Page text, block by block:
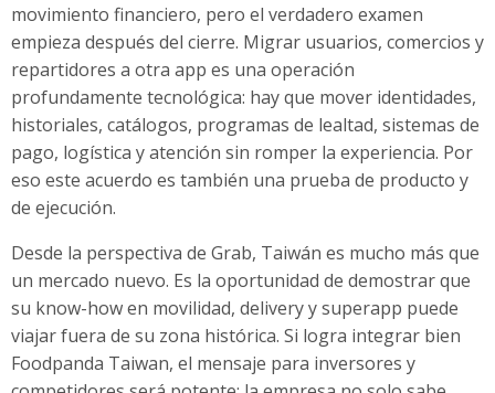
movimiento financiero, pero el verdadero examen
empieza después del cierre. Migrar usuarios, comercios y
repartidores a otra app es una operación
profundamente tecnológica: hay que mover identidades,
historiales, catálogos, programas de lealtad, sistemas de
pago, logística y atención sin romper la experiencia. Por
eso este acuerdo es también una prueba de producto y
de ejecución.
Desde la perspectiva de Grab, Taiwán es mucho más que
un mercado nuevo. Es la oportunidad de demostrar que
su know-how en movilidad, delivery y superapp puede
viajar fuera de su zona histórica. Si logra integrar bien
Foodpanda Taiwan, el mensaje para inversores y